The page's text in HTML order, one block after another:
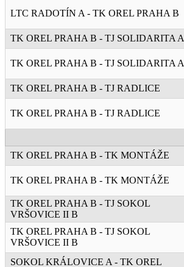
LTC RADOTÍN A - TK OREL PRAHA B
TK OREL PRAHA B - TJ SOLIDARITA A
TK OREL PRAHA B - TJ SOLIDARITA A
TK OREL PRAHA B - TJ RADLICE
TK OREL PRAHA B - TJ RADLICE
TK OREL PRAHA B - TK MONTÁŽE
TK OREL PRAHA B - TK MONTÁŽE
TK OREL PRAHA B - TJ SOKOL
VRŠOVICE II B
TK OREL PRAHA B - TJ SOKOL
VRŠOVICE II B
SOKOL KRÁLOVICE A - TK OREL